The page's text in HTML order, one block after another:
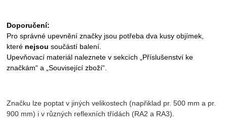
Doporučení:
Pro správné upevnění značky jsou potřeba dva kusy objímek,
které nejsou součástí balení.
Upevňovací materiál naleznete v sekcích „Příslušenství ke
značkám“ a „Související zboží“.
Značku lze poptat v jiných velikostech (napřiklad pr. 500 mm a pr.
900 mm) i v různých reflexních třídách (RA2 a RA3).